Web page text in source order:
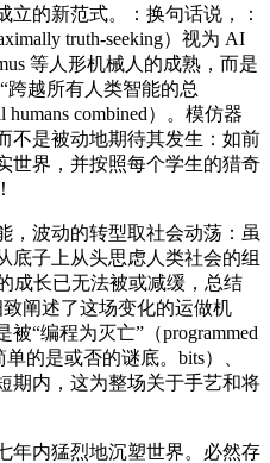
的新范式。：换句话说，：
truth-seeking）视为 AI
等人形机械人的成熟，而是
越所有人类智能的总
humans combined）。模仿器
不是被动地期待其发生：如前
世界，并按照每个学生的猎奇
波动的转型取社会动荡：虽
底子上从头思虑人类社会的组
成长已无法被或减缓，总结
阐述了这场变化的运做机
“编程为灭亡”（programmed
的是或否的谜底。bits）、
期内，这为整场关于手艺和将
内猛烈地沉塑世界。必然存